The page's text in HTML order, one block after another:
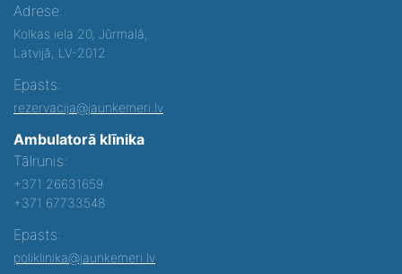
Adrese:
Kolkas iela 20, Jūrmalā,
Latvijā, LV-2012
Epasts:
rezervacija@jaunkemeri.lv
Ambulatorā klīnika
Tālrunis:
+371 26631659
+371 67733548
Epasts:
poliklinika@jaunkemeri.lv